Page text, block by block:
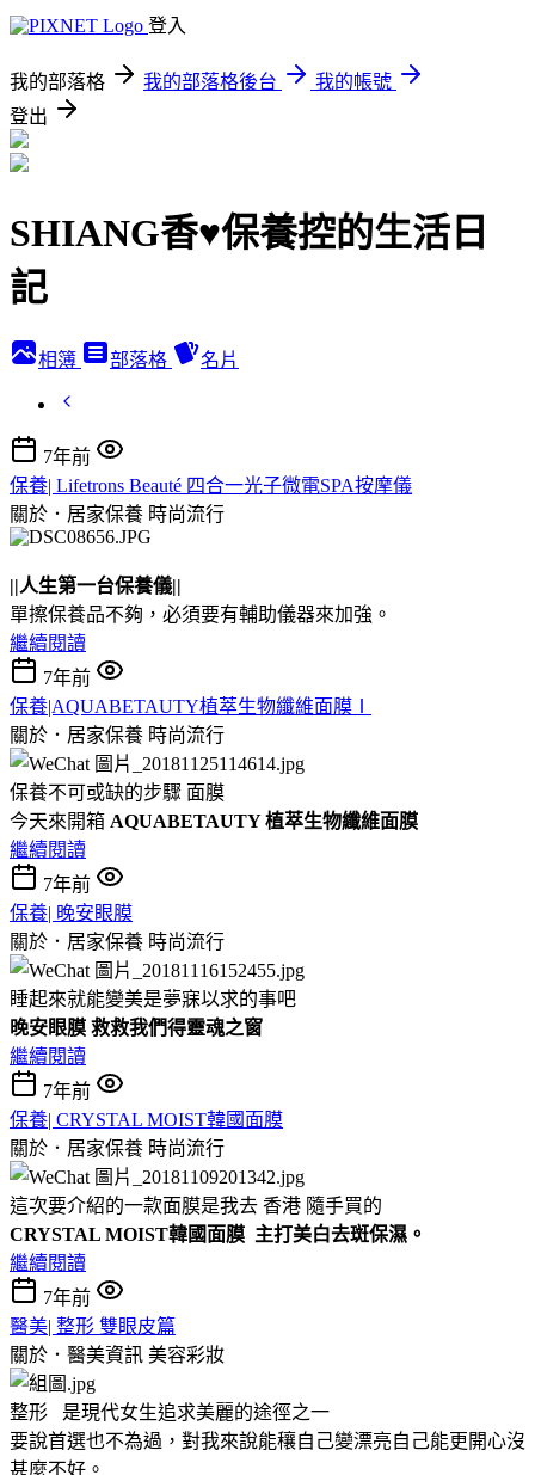
登入
我的部落格 我的部落格後台
我的帳號
登出
SHIANG香♥保養控的生活日
記
相簿 部落格 名片
7年前
保養| Lifetrons Beauté 四合一光子微電SPA按摩儀
關於．居家保養 時尚流行
||人生第一台保養儀||
單擦保養品不夠，必須要有輔助儀器來加強。
繼續閱讀
7年前
保養|AQUABETAUTY植萃生物纖維面膜Ⅰ
關於．居家保養 時尚流行
保養不可或缺的步驟 面膜
今天來開箱 AQUABETAUTY 植萃生物纖維面膜
繼續閱讀
7年前
保養| 晚安眼膜
關於．居家保養 時尚流行
睡起來就能變美是夢寐以求的事吧
晚安眼膜 救救我們得靈魂之窗
繼續閱讀
7年前
保養| CRYSTAL MOIST韓國面膜
關於．居家保養 時尚流行
這次要介紹的一款面膜是我去 香港 隨手買的
CRYSTAL MOIST韓國面膜 主打美白去斑保濕。
繼續閱讀
7年前
醫美| 整形 雙眼皮篇
關於．醫美資訊 美容彩妝
整形 是現代女生追求美麗的途徑之一
要說首選也不為過，對我來說能穰自己變漂亮自己能更開心沒
甚麼不好。